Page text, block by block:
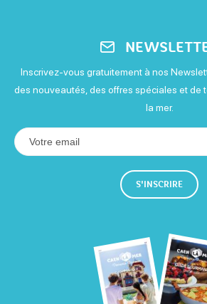
Inscrivez-vous gratuitement à nos
des nouveautés, des offres spéciales et de
la mer.
S'INSCRIRE